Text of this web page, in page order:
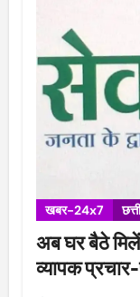
खबर-24x7
अब घर बैठे
व्यापक प्रचार-